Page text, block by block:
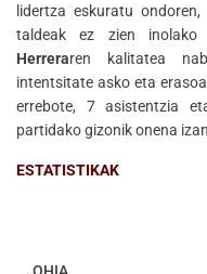
lidertza eskuratu
taldeak ez zien inolako
Herreraren kalitatea
intentsitate asko eta
errebote, 7 asistentzia
partidako gizonik onena
ESTATISTIKAK